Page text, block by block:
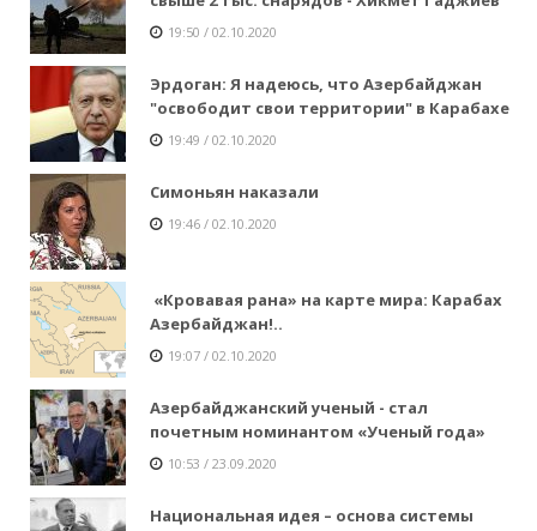
19:50 / 02.10.2020
Эрдоган: Я надеюсь, что Азербайджан
"освободит свои территории" в Карабахе
19:49 / 02.10.2020
Симоньян наказали
19:46 / 02.10.2020
«Кровавая рана» на карте мира: Карабах
Азербайджан!..
19:07 / 02.10.2020
Азербайджанский ученый - стал
почетным номинантом «Ученый года»
10:53 / 23.09.2020
Национальная идея – основа системы